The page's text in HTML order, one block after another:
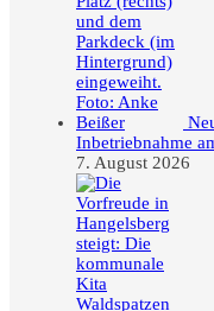
Inbetriebnahme
7. August 2026